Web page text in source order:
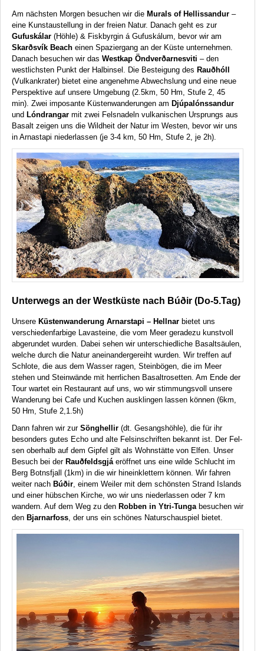
Am nächsten Morgen besuchen wir die Murals of Hellissandur –
eine Kunstaustellung in der freien Natur. Danach geht es zur
Gufuskálar (Höhle) & Fiskbyrgin á Gufuskálum, bevor wir am
Skarðsvík Beach einen Spaziergang an der Küste unternehmen.
Danach besuchen wir das Westkap Öndverðarnesviti – den
westlichsten Punkt der Halbinsel. Die Besteigung des Rauðhóll
(Vulkankrater) bietet eine angenehme Abwechslung und eine neue
Perspektive auf unsere Umgebung (2.5km, 50 Hm, Stufe 2, 45
min). Zwei imposante Küstenwanderungen am Djúpalónssandur
und Lóndrangar mit zwei Felsnadeln vulkanischen Ursprungs aus
Basalt zeigen uns die Wildheit der Natur im Westen, bevor wir uns
in Arnastapi niederlassen (je 3-4 km, 50 Hm, Stufe 2, je 2h).
Unterwegs an der Westküste nach Búðir (Do-5.Tag)
Unsere Küstenwanderung Arnarstapi – Hellnar bietet uns
verschiedenfarbige Lavasteine, die vom Meer geradezu kunstvoll
abgerundet wurden. Dabei sehen wir unterschiedliche Basaltsäulen,
welche durch die Natur aneinandergereiht wurden. Wir treffen auf
Schlote, die aus dem Wasser ragen, Steinbögen, die im Meer
stehen und Steinwände mit herrlichen Basaltrosetten. Am Ende der
Tour wartet ein Restaurant auf uns, wo wir stimmungsvoll unsere
Wanderung bei Cafe und Kuchen ausklingen lassen können (6km,
50 Hm, Stufe 2,1.5h)
Dann fahren wir zur Sönghellir (dt. Ges­angs­höhle), die für ihr
beson­ders gutes Echo und alte Fels­inschrift­en bek­annt ist. Der Fel­
sen oberhalb auf dem Gipfel gilt als Wohnstätte von El­fen. Unser
Besuch bei der Rauðfeldsgjáeröffnet uns eine wilde Schlucht im
Berg Botnsfjall (1km) in die wir hineinklettern können. Wir fahren
weiter nach Búðir, einem Weiler mit dem schönsten Strand Islands
und einer hübschen Kirche, wo wir uns niederlassen oder 7 km
wandern. Auf dem Weg zu den Robben in Ytri-Tungabesuchen wir
den Bjarnarfoss, der uns ein schönes Naturschauspiel bietet.